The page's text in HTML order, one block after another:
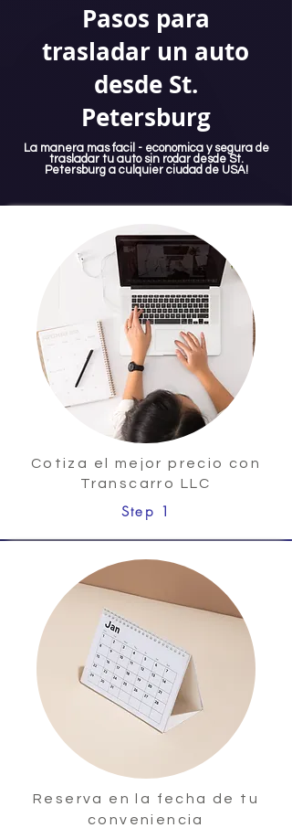
Pasos para
trasladar un auto
desde St.
Petersburg
La manera mas facil - economica y segura de
trasladar tu auto sin rodar desde St.
Petersburg a culquier ciudad de USA!
Cotiza el mejor precio con
Transcarro LLC
Step 1
Reserva en la fecha de tu
conveniencia